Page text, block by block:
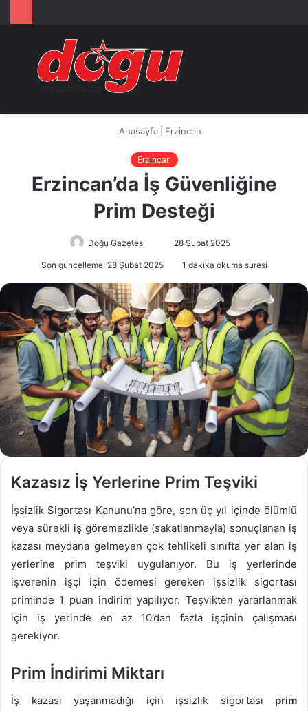
Arama
...
Anasayfa Erzincan
Erzincan
Erzincan’da İş Güvenliğine
Prim Desteği
Doğu Gazetesi
e-
göndermek
28 Şubat 2025
Son güncelleme: 28 Şubat 2025 1 dakika okuma süresi
Kazasız İş Yerlerine Prim Teşviki
İşsizlik Sigortası Kanunu’na göre, son üç yıl içinde ölümlü
veya sürekli iş göremezlikle (sakatlanmayla) sonuçlanan iş
kazası meydana gelmeyen çok tehlikeli sınıfta yer alan iş
yerlerine prim teşviki uygulanıyor. Bu iş yerlerinde
işverenin işçi için ödemesi gereken işsizlik sigortası
priminde 1 puan indirim yapılıyor. Teşvikten yararlanmak
için iş yerinde en az 10’dan fazla işçinin çalışması
gerekiyor.
Prim İndirimi Miktarı
İş kazası yaşanmadığı için işsizlik sigortası prim